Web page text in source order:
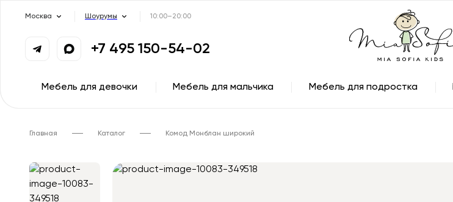
Москва Шоурумы 10:00–20:00
+7 495 150-54-02
Мебель для девочки Мебель для мальчика Мебель для подростка
Главная Каталог Комод Монблан широкий